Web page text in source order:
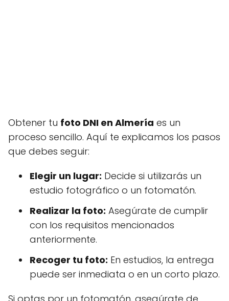
Obtener tu foto DNI en Almería es un
proceso sencillo. Aquí te explicamos los pasos
que debes seguir:
Elegir un lugar: Decide si utilizarás un
estudio fotográfico o un fotomatón.
Realizar la foto: Asegúrate de cumplir
con los requisitos mencionados
anteriormente.
Recoger tu foto: En estudios, la entrega
puede ser inmediata o en un corto plazo.